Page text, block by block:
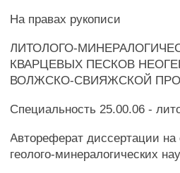
На правах рукописи
ЛИТОЛОГО-
КВАРЦЕВЫХ ПЕСКОВ
ВОЛЖСКО-СВИЯЖСКОЙ
Специальность 25.00.06 -
Автореферат диссертации на
геолого-минералогических